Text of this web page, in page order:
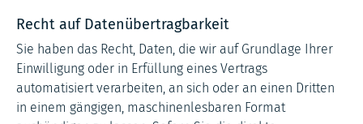
Recht auf Daten­übertrag­barkeit
Sie haben das Recht, Daten, die wir auf Grundlage Ihrer
Einwilligung oder in Erfüllung eines Vertrags
automatisiert verarbeiten, an sich oder an einen Dritten
in einem gängigen, maschinenlesbaren Format